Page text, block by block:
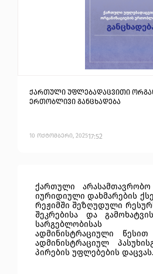
GEEN
ქართული უფლებადაცვითი
ერთობლივი განცხადება
10 ოქტომბერი, 202517:52
ქართული არასამთავრობო
იურიდიული დახმარების
რეჟიმში შეზღუდული
შეკრებისა და
სარგებლობისას
ადმინისტრაციული
ადმინისტრაციულ
პირების უფლებების დაცვას.